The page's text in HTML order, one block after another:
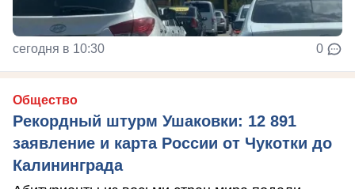
сегодня в 10:30 0
Общество
Рекордный штурм Ушаковки: 12 891
заявление и карта России от Чукотки до
Калининграда